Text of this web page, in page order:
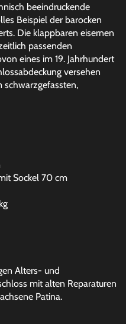
beeindruckende
Beispiel der barocken
Die klappbaren eisernen
passenden
eines im 19. Jahrhundert
versehen
schwarzgefassten,
Sockel 70 cm
Alters- und
mit alten Reparaturen
Patina.